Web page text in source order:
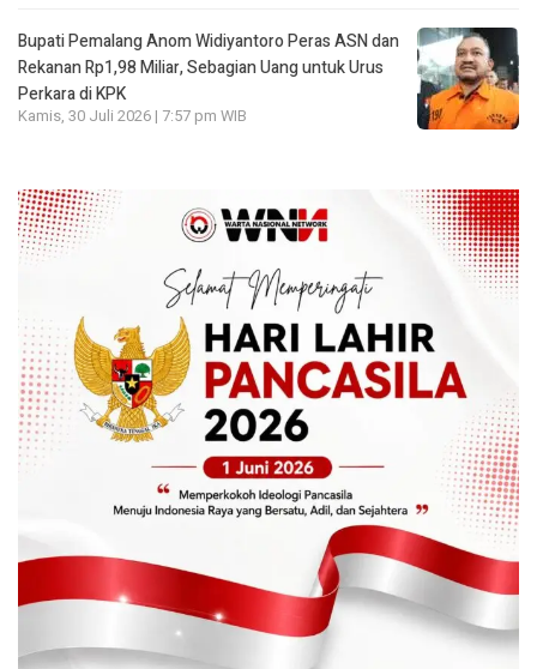
Bupati Pemalang Anom Widiyantoro Peras ASN dan
Rekanan Rp1,98 Miliar, Sebagian Uang untuk Urus
Perkara di KPK
Kamis, 30 Juli 2026 | 7:57 pm WIB